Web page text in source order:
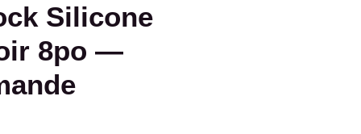
Silicone
8po —